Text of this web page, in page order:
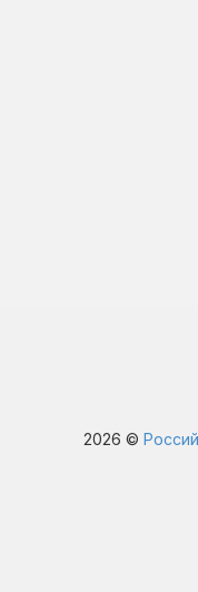
2026 ©